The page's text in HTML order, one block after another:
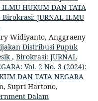
HUKUM DAN TATA
Birokrasi: JURNAL ILMU
Widiyanto, Anggraeny
Distribusi Pupuk
, Birokrasi: JURNAL
Vol. 2 No. 3 (2024):
DAN TATA NEGARA
Supri Hartono,
Dalam